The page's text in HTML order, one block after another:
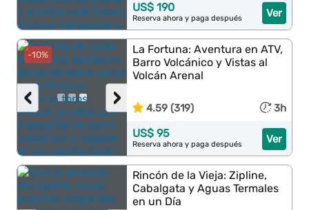
Ver
US$ 190
Reserva ahora y paga después
-10%
›
‹
La Fortuna: Aventura en ATV,
Barro Volcánico y Vistas al
Volcán Arenal
4.59 (319) 3h
Ver
US$ 95
Reserva ahora y paga después
Rincón de la Vieja: Zipline,
Cabalgata y Aguas Termales
en un Día